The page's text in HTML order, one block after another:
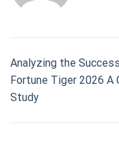
Analyzing the
Fortune Tiger 2026 A
Study